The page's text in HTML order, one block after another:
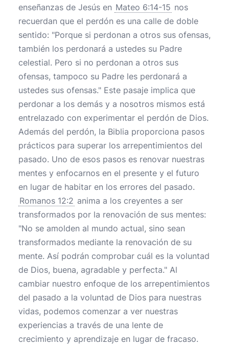
enseñanzas de Jesús en Mateo 6:14-15 nos
recuerdan que el perdón es una calle de doble
sentido: "Porque si perdonan a otros sus ofensas,
también los perdonará a ustedes su Padre
celestial. Pero si no perdonan a otros sus
ofensas, tampoco su Padre les perdonará a
ustedes sus ofensas." Este pasaje implica que
perdonar a los demás y a nosotros mismos está
entrelazado con experimentar el perdón de Dios.
Además del perdón, la Biblia proporciona pasos
prácticos para superar los arrepentimientos del
pasado. Uno de esos pasos es renovar nuestras
mentes y enfocarnos en el presente y el futuro
en lugar de habitar en los errores del pasado.
Romanos 12:2 anima a los creyentes a ser
transformados por la renovación de sus mentes:
"No se amolden al mundo actual, sino sean
transformados mediante la renovación de su
mente. Así podrán comprobar cuál es la voluntad
de Dios, buena, agradable y perfecta." Al
cambiar nuestro enfoque de los arrepentimientos
del pasado a la voluntad de Dios para nuestras
vidas, podemos comenzar a ver nuestras
experiencias a través de una lente de
crecimiento y aprendizaje en lugar de fracaso.